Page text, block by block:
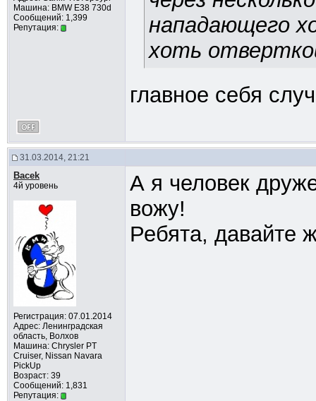
Машина: BMW E38 730d
Сообщений: 1,399
Репутация:
нападающего
хоть
главное себя
31.03.2014, 21:21
Bacek
4й уровень
Регистрация: 07.01.2014
Адрес: Ленинградская
область, Волхов
Машина: Chrysler PT
Cruiser, Nissan Navara
PickUp
Возраст: 39
Сообщений: 1,831
Репутация:
А я человек
вожу!
Ребята, давайте